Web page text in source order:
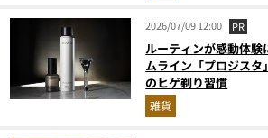
2026/07/09 12:00 PR
ルーティンが感動体
ムライン「プロジス
のヒゲ剃り習慣
雑貨